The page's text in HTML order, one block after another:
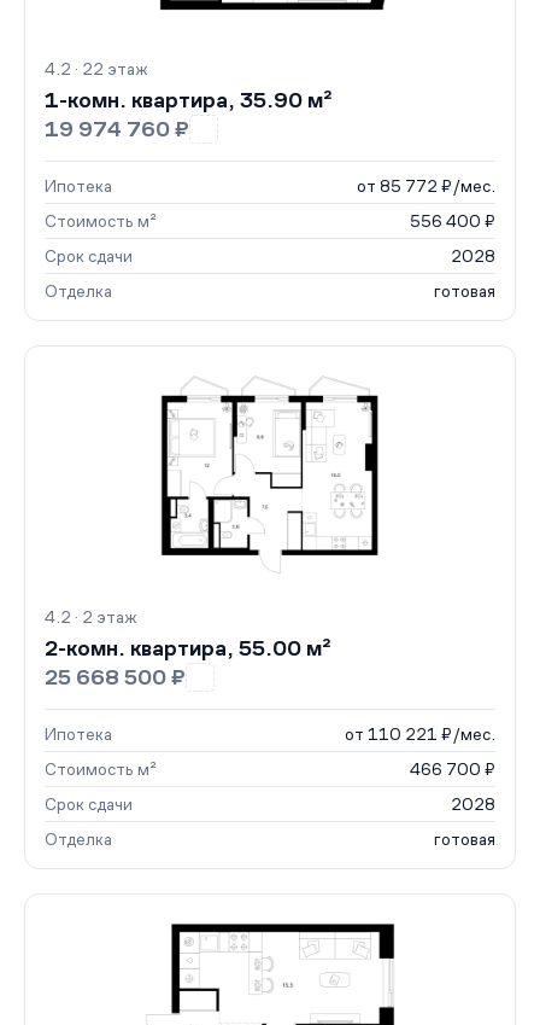
4.2 · 22 этаж
1-комн. квартира, 35.90 м²
19 974 760 ₽
Ипотека
от 85 772 ₽/мес.
Стоимость м²
556 400 ₽
Срок сдачи
2028
Отделка
готовая
4.2 · 2 этаж
2-комн. квартира, 55.00 м²
25 668 500 ₽
Ипотека
от 110 221 ₽/мес.
Стоимость м²
466 700 ₽
Срок сдачи
2028
Отделка
готовая